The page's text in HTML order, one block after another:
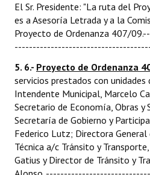
El Sr. Presidente: "La ruta del
es a Asesoría Letrada y a la
Proyecto de Ordenanza 407/
5. 6.- Proyecto de Ordenanza
servicios prestados con
Intendente Municipal, Marcelo
Secretario de Economía, Obras y
Secretaría de Gobierno y
Federico Lutz; Directora General
Técnica a/c Tránsito y
Gatius y Director de Tránsito y